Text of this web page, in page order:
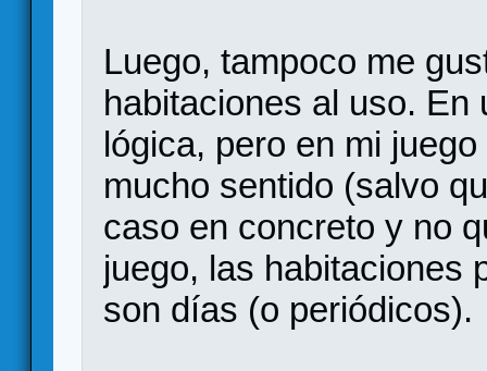
Luego, tampoco me
habitaciones al uso.
lógica, pero en mi
mucho sentido (salvo
caso en concreto y no
juego, las habitaciones
son días (o periódicos).